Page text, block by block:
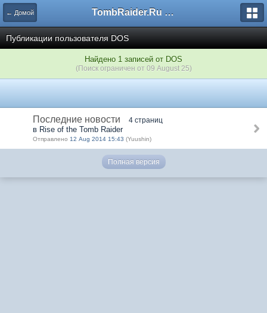
← Домой TombRaider.Ru - Форумы
Публикации пользователя DOS
Найдено 1 записей от DOS
(Поиск ограничен от 09 August 25)
Последние новости 4 страниц
в Rise of the Tomb Raider
Отправлено 12 Aug 2014 15:43 (Yuushin)
Полная версия